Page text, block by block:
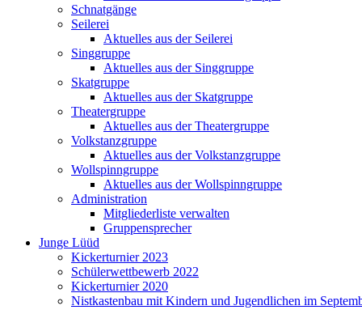
Schnatgänge
Seilerei
Aktuelles aus der Seilerei
Singgruppe
Aktuelles aus der Singgruppe
Skatgruppe
Aktuelles aus der Skatgruppe
Theatergruppe
Aktuelles aus der Theatergruppe
Volkstanzgruppe
Aktuelles aus der Volkstanzgruppe
Wollspinngruppe
Aktuelles aus der Wollspinngruppe
Administration
Mitgliederliste verwalten
Gruppensprecher
Junge Lüüd
Kickerturnier 2023
Schülerwettbewerb 2022
Kickerturnier 2020
Nistkastenbau mit Kindern und Jugendlichen im